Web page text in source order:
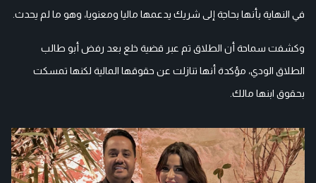
في النهاية بأنها بحاجة إلى شريك يدعمها ماليا ومعنويا، وهو ما لم يحدث.
وكشفت سماحة أن الطلاق تم عبر قضية خلع بعد رفض أبو طالب
الطلاق الودي، مؤكدة أنها تنازلت عن حقوقها المالية لكنها تمسكت
بحقوق ابنها مالك.